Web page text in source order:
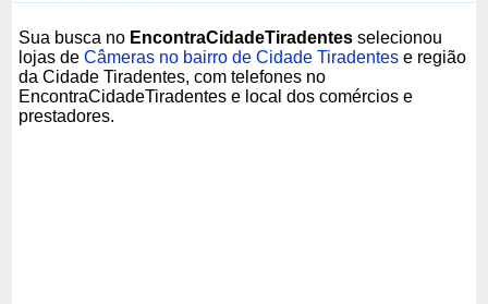
Sua busca no EncontraCidadeTiradentes selecionou
lojas deCâmeras no bairro de Cidade Tiradentes e região
da Cidade Tiradentes, com telefones no
EncontraCidadeTiradentes e local dos comércios e
prestadores.